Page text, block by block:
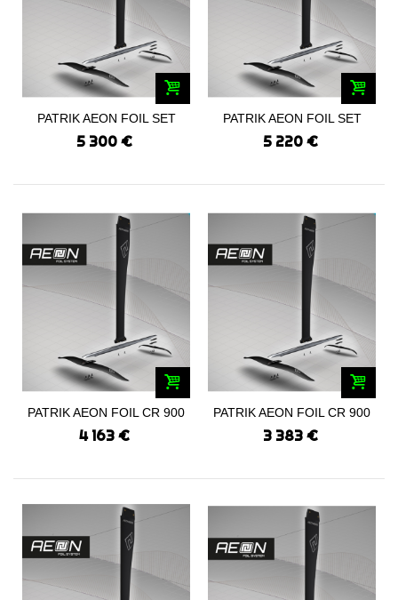
PATRIK AEON FOIL SET
PWA ALU...
5 300 €
PATRIK AEON FOIL SET
PWA ALU...
5 220 €
PATRIK AEON FOIL CR 900
PRO SET...
4 163 €
PATRIK AEON FOIL CR 900
SET 2024
3 383 €